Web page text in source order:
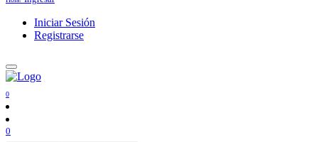
Iniciar Sesión
Registrarse
0
0